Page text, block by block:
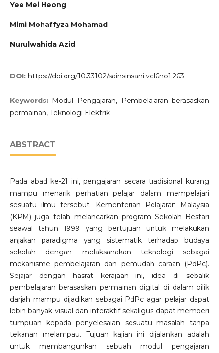
Yee Mei Heong
Mimi Mohaffyza Mohamad
Nurulwahida Azid
DOI: https://doi.org/10.33102/sainsinsani.vol6no1.263
Keywords: Modul Pengajaran, Pembelajaran berasaskan
permainan, Teknologi Elektrik
ABSTRACT
Pada abad ke-21 ini, pengajaran secara tradisional kurang
mampu menarik perhatian pelajar dalam mempelajari
sesuatu ilmu tersebut. Kementerian Pelajaran Malaysia
(KPM) juga telah melancarkan program Sekolah Bestari
seawal tahun 1999 yang bertujuan untuk melakukan
anjakan paradigma yang sistematik terhadap budaya
sekolah dengan melaksanakan teknologi sebagai
mekanisme pembelajaran dan pemudah caraan (PdPc).
Sejajar dengan hasrat kerajaan ini, idea di sebalik
pembelajaran berasaskan permainan digital di dalam bilik
darjah mampu dijadikan sebagai PdPc agar pelajar dapat
lebih banyak visual dan interaktif sekaligus dapat memberi
tumpuan kepada penyelesaian sesuatu masalah tanpa
tekanan melampau. Tujuan kajian ini dijalankan adalah
untuk membangunkan sebuah modul pengajaran